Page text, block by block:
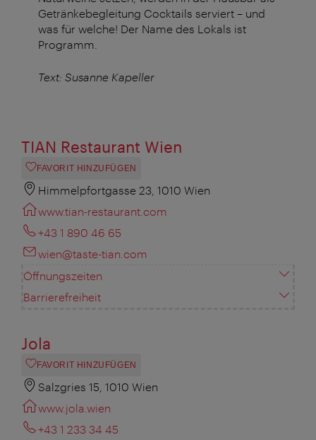
Getränkebegleitung Cocktails serviert – und
was für welche! Der Name des Lokals ist
Programm.
Text: Susanne Kapeller
TIAN Restaurant Wien
FAVORIT HINZUFÜGEN
Himmelpfortgasse 23, 1010 Wien
www.tian-restaurant.com
+43 1 890 46 65
wien@taste-tian.com
Öffnungszeiten
Barrierefreiheit
Jola
FAVORIT HINZUFÜGEN
Salzgries 15, 1010 Wien
www.jola.wien
+43 1 233 34 45